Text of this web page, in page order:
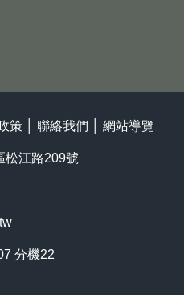
策 聯絡我們 網站導覽
松江路209號
分機22